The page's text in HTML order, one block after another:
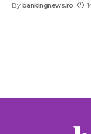
By bankingnews.ro